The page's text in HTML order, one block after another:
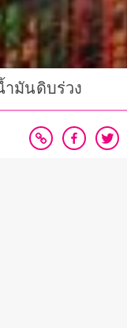
มันดิบร่วง